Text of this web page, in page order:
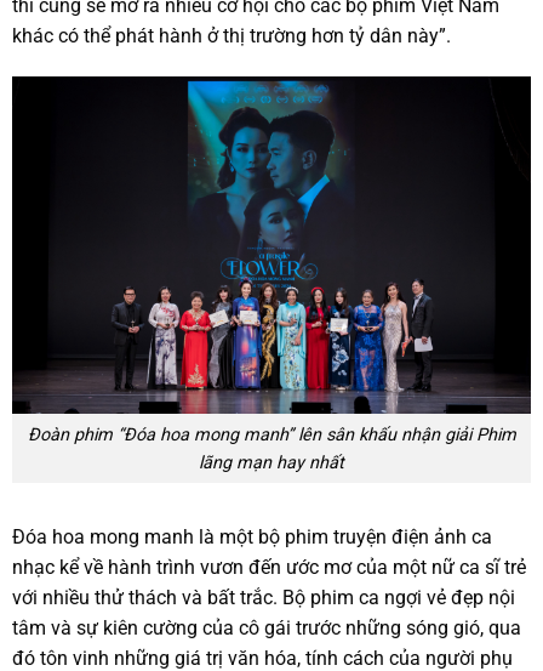
thì cũng sẽ mở ra nhiều cơ hội cho các bộ phim Việt Nam
khác có thể phát hành ở thị trường hơn tỷ dân này”.
Đoàn phim “Đóa hoa mong manh” lên sân khấu nhận giải Phim
lãng mạn hay nhất
Đóa hoa mong manh là một bộ phim truyện điện ảnh ca
nhạc kể về hành trình vươn đến ước mơ của một nữ ca sĩ trẻ
với nhiều thử thách và bất trắc. Bộ phim ca ngợi vẻ đẹp nội
tâm và sự kiên cường của cô gái trước những sóng gió, qua
đó tôn vinh những giá trị văn hóa, tính cách của người phụ